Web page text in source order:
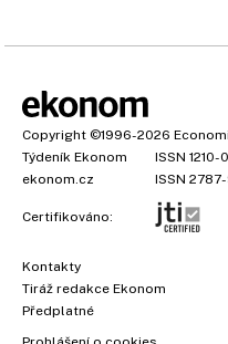
Copyright ©1996-2026
Týdeník Ekonom
ISSN 1210-
ekonom.cz
ISSN
Certifikováno:
Kontakty
Tiráž redakce Ekonom
Předplatné